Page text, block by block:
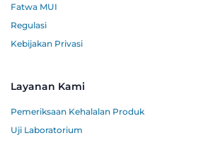
Fatwa MUI
Regulasi
Kebijakan Privasi
Layanan Kami
Pemeriksaan Kehalalan Produk
Uji Laboratorium